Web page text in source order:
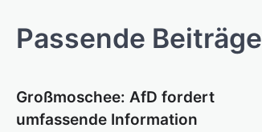
Passende Beiträge
Großmoschee: AfD fordert
umfassende Information